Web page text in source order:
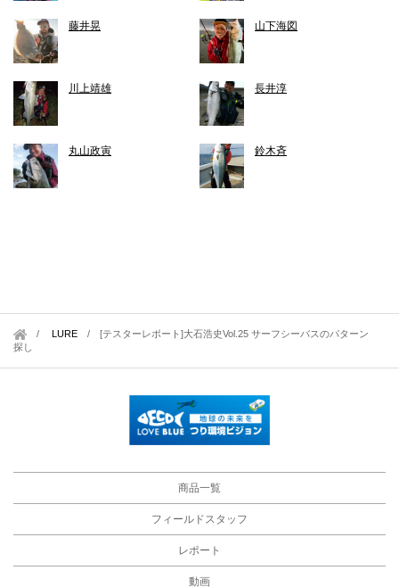
藤井晃 山下海図
川上靖雄 長井淳
丸山政寅 鈴木斉
LURE / [テスターレポート]大石浩史Vol.25 サーフシーバスのパターン
探し
商品一覧
フィールドスタッフ
レポート
動画